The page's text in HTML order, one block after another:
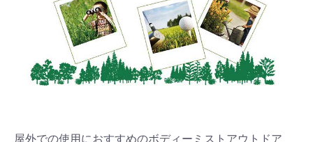
屋外での使用におすすめのボディーミストアウトドア